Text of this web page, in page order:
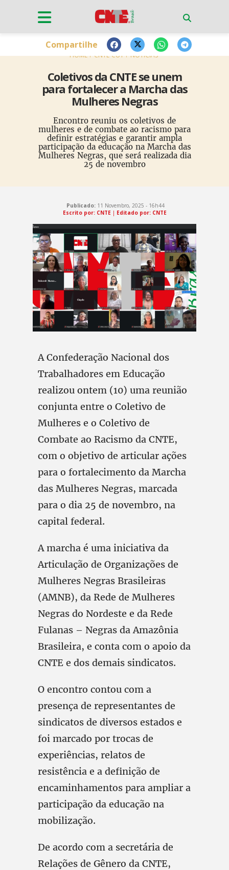
HOME CNTE-CUT NOTÍCIAS
Coletivos da CNTE se unem
para fortalecer a Marcha das
Mulheres Negras
Encontro reuniu os coletivos de
mulheres e de combate ao racismo para
definir estratégias e garantir ampla
participação da educação na Marcha das
Mulheres Negras, que será realizada dia
25 de novembro
Compartilhe
Publicado:11 Novembro, 2025 - 16h44
Escrito por: CNTE| Editado por: CNTE
A Confederação Nacional dos
Trabalhadores em Educação
realizou ontem (10) uma reunião
conjunta entre o Coletivo de
Mulheres e o Coletivo de
Combate ao Racismo da CNTE,
com o objetivo de articular ações
para o fortalecimento da Marcha
das Mulheres Negras, marcada
para o dia 25 de novembro, na
capital federal.
A marcha é uma iniciativa da
Articulação de Organizações de
Mulheres Negras Brasileiras
(AMNB), da Rede de Mulheres
Negras do Nordeste e da Rede
Fulanas – Negras da Amazônia
Brasileira, e conta com o apoio da
CNTE e dos demais sindicatos.
O encontro contou com a
presença de representantes de
sindicatos de diversos estados e
foi marcado por trocas de
experiências, relatos de
resistência e a definição de
encaminhamentos para ampliar a
participação da educação na
mobilização.
De acordo com a secretária de
Relações de Gênero da CNTE,